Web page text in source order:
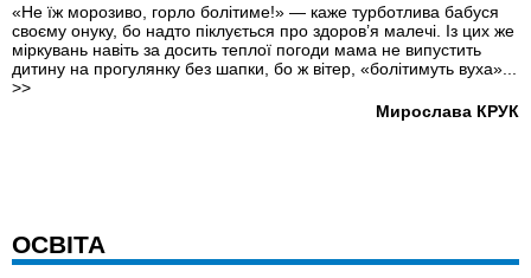
«Не їж морозиво, горло болітиме!» — каже турботлива бабуся
своєму онуку, бо надто піклується про здоров’я малечі. Із цих же
міркувань навіть за досить теплої погоди мама не випустить
дитину на прогулянку без шапки, бо ж вітер, «болітимуть вуха»...
>>
Мирослава КРУК
ОСВІТА